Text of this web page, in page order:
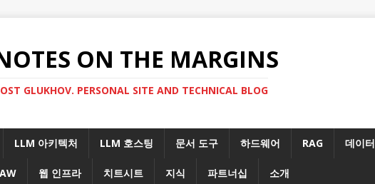
ON THE MARGINS
GLUKHOV. PERSONAL SITE AND TECHNICAL BLOG
LLM 아키텍처 LLM 호스팅 문서 도구 하드웨어 RAG 데이터
웹 인프라 치트시트 지식 파트너십 소개